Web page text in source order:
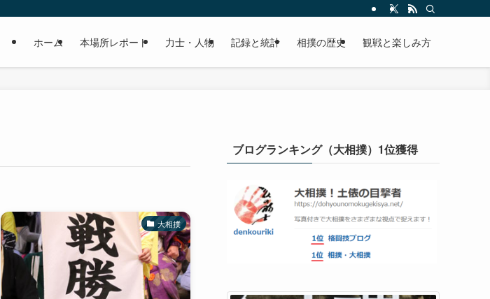
ホーム 本場所レポート 力士・人物 記録と統計 相撲の歴史 観戦と楽しみ方
大相撲
ブログランキング（大相撲）1位獲得